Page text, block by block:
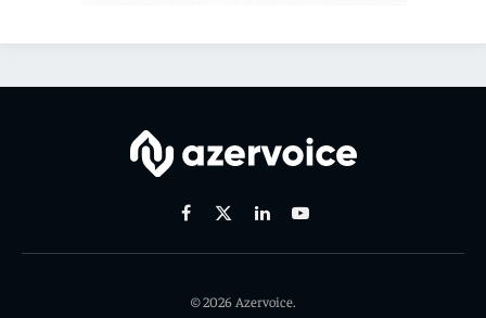
Facebook
X
LinkedinYoutube
© 2026 Azervoice.